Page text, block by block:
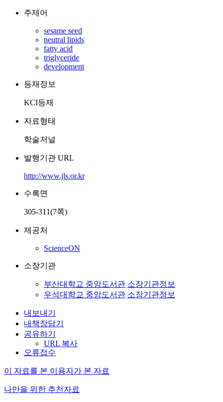
주제어
sesame seed
neutral lipids
fatty acid
triglyceride
development
등재정보
KCI등재
자료형태
학술저널
발행기관 URL
http://www.jls.or.kr
수록면
305-311(7쪽)
제공처
ScienceON
소장기관
부산대학교 중앙도서관 소장기관정보
우석대학교 중앙도서관 소장기관정보
내보내기
내책장담기
공유하기
URL 복사
오류접수
이 자료를 본 이용자가 본 자료
나만을 위한 추천자료